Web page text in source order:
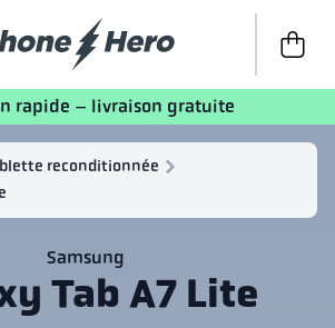
Passer
rapide – livraison gratuite
reconditionnée
Samsung
Tab A7 Lite